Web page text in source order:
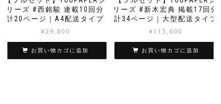
リーズ #西銘駿 連載10回分
計20ページ｜A4配送タイプ
¥29,800
お買い物カゴに追加
リーズ #新木宏典 掲載17回分
計34ページ｜大型配送タイプ
¥115,600
お買い物カゴに追加